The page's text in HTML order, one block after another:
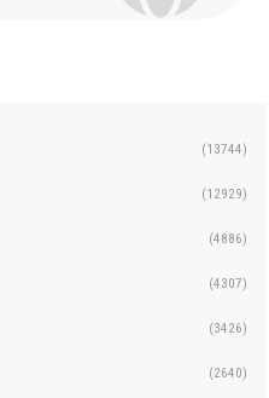
(13744)
(12929)
(4886)
(4307)
(3426)
(2640)